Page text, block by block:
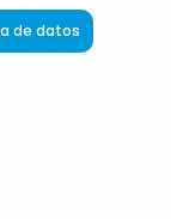
de datos